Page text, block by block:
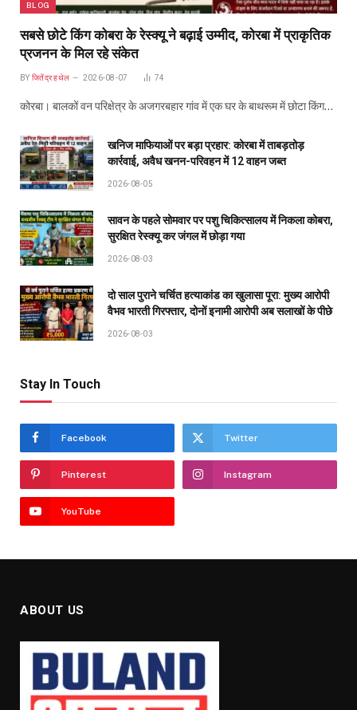
BLOG
सबसे छोटे किंग कोबरा के रेस्क्यू ने बढ़ाई उम्मीद, कोरबा में प्राकृतिक
प्रजनन के मिल रहे संकेत
BY जितेंद्र हथेल 2026-08-07 74
कोरबा। बालकों वन परिक्षेत्र के अजगरबहार गांव में एक घर के बाथरूम में छोटा किंग…
खनिज माफियाओं पर बड़ा प्रहार: कोरबा में ताबड़तोड़
कार्रवाई, अवैध खनन-परिवहन में 12 वाहन जब्त
2026-08-05
सावन के पहले सोमवार पर पशु चिकित्सालय में निकला कोबरा,
सुरक्षित रेस्क्यू कर जंगल में छोड़ा गया
2026-08-03
दो साल पुराने चर्चित हत्याकांड का खुलासा पूरा: मुख्य आरोपी
वैभव भारती गिरफ्तार, दोनों इनामी आरोपी अब सलाखों के पीछे
2026-08-03
Stay In Touch
Facebook Twitter
Pinterest Instagram
YouTube
ABOUT US